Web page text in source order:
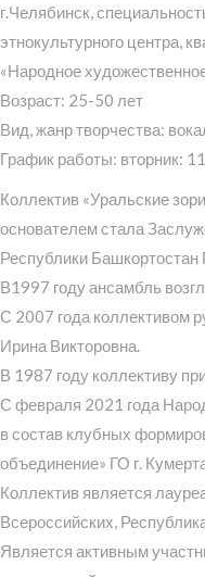
г.Челябинск,
этнокультурного центра,
«Народное
Возраст: 25-50 лет
Вид, жанр творчества:
График работы: вторник:
Коллектив «Уральские
основателем стала
Республики
В1997 году ансамбль
С 2007 года коллективом
Ирина Викторовна.
В 1987 году коллективу
С февраля 2021 года
в состав клубных
объединение» ГО г.
Коллектив является
Всероссийских,
Является активным